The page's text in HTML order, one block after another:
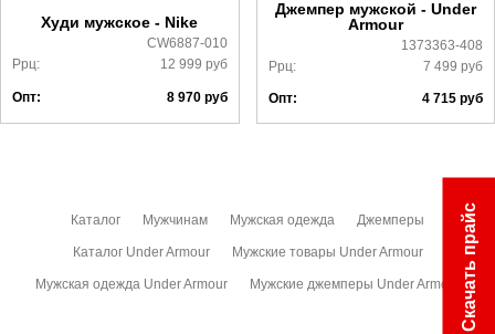
Худи мужское - Nike
CW6887-010
Ррц:
12 999 руб
Опт: 8 970руб
Джемпер мужской - Under
Armour
1373363-408
Ррц:
7 499 руб
Опт: 4 715 руб
Каталог Мужчинам Мужская одежда Джемперы
Каталог Under Armour Мужские товары Under Armour
Мужская одежда Under Armour Мужские джемперы Under Armour Скачать прайс